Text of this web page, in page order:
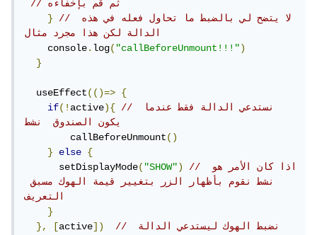
// ثم قم بإخفاءه
}
// لا يتضح لي بالضبط ما تحاول فعله في هذه
الدالة لكن هذا مجرد مثال
    console
.log("callBeforeUnmount!!!")
}
  useEffect
(()=>
{
if(!active){
// نستدعي الدالة فقط عندما
يكون الصندوق  نشط
        callBeforeUnmount
()
}
else
{
      setDisplayMode
("SHOW")
// اذا كان الأمر هو
نشط نقوم بأظهار الزر بتغيير قيمة الهوك مسبق
التعريف
}
},
[active])
// نضبط الهوك ليستدعي الدالة